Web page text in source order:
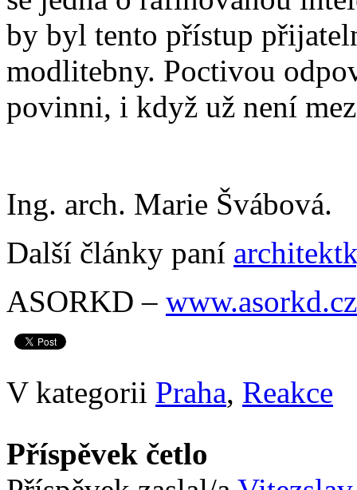
by byl tento přístup
modlitebny. Poctivou
povinni, i když už není
Ing. arch. Marie Švábová.
Další články paní
ASORKD – www.asorkd.cz
V kategorii Praha, Reakce
Příspěvek četlo